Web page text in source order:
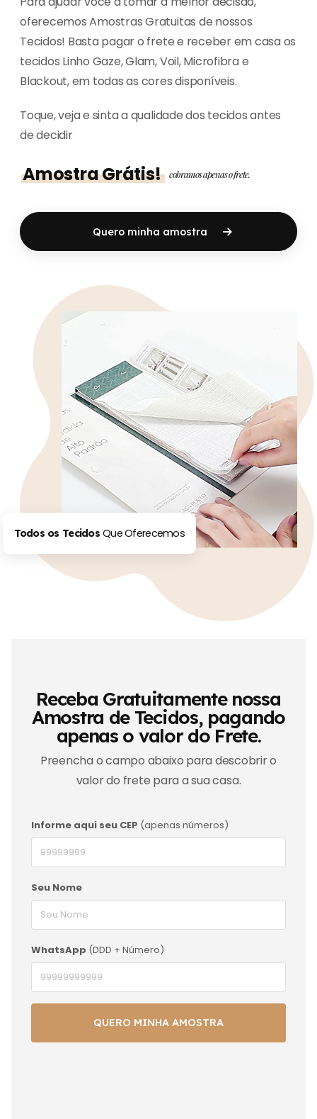
oferecemos Amostras Gratuitas de nossos
Tecidos! Basta pagar o frete e receber em casa os
tecidos Linho Gaze, Glam, Voil, Microfibra e
Blackout, em todas as cores disponíveis.
Toque, veja e sinta a qualidade dos tecidos antes
de decidir
Amostra Grátis! cobramos apenas o frete.
Quero minha amostra
Todos os Tecidos Que Oferecemos
Receba Gratuitamente nossa
Amostra de Tecidos, pagando
apenas o valor do Frete.
Preencha o campo abaixo para descobrir o
valor do frete para a sua casa.
Informe aqui seu CEP (apenas números)
Seu Nome
WhatsApp (DDD + Número)